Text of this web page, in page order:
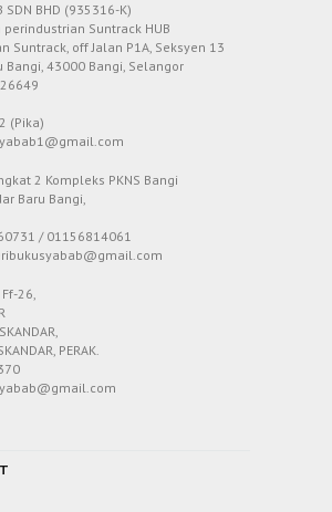
SDN BHD (935316-K)
perindustrian Suntrack HUB
Suntrack, off Jalan P1A, Seksyen 13
Bangi, 43000 Bangi, Selangor
(Pika)
2 Kompleks PKNS Bangi
Baru Bangi,
/ 01156814061
26,
PERAK.